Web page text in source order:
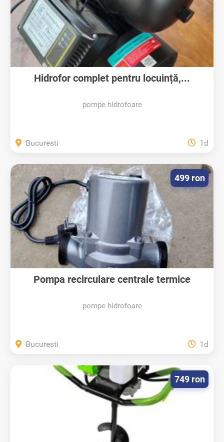
Hidrofor complet pentru locuință,...
pompe hidrofoare
Bucuresti 1d
Pompa recirculare centrale termice
pompe hidrofoare
499 ron
Bucuresti 1d
749 ron